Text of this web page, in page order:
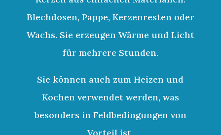
Blechdosen, Pappe, Kerzenresten oder
Wachs. Sie erzeugen Wärme und Licht
für mehrere Stunden.
Sie können auch zum Heizen und
Kochen verwendet werden, was
besonders in Feldbedingungen von